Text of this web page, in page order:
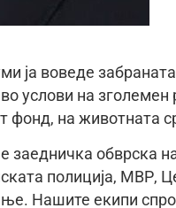
ја воведе
услови на
на животната
заедничка обврска
полиција, МВР,
Нашите екипи